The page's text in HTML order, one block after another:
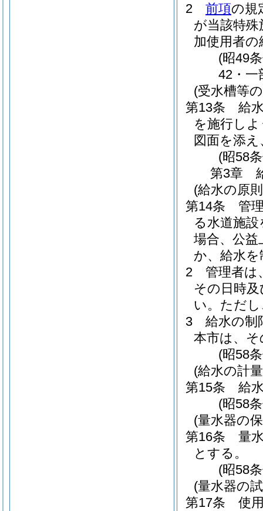
2
前項の規
が当該特
加使用者
(昭49
42・一
(受水槽等
第13条
給
を施行し
図面を添
(昭58
第3章
(給水の原
第14条
管
る水道施
場合、公
か、給水
2
管理者は
その日時
い。 ただ
3
給水の制
本市は、
(昭58
(給水の計
第15条
給
(昭58
(量水器の
第16条
量
とする。
(昭58
(量水器の
第17条
使